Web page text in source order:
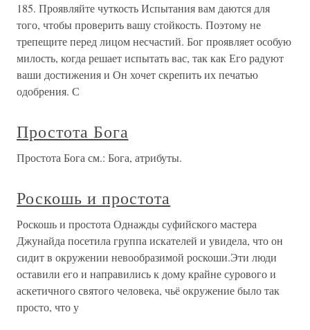
185. Проявляйте чуткость Испытания вам даются для
того, чтобы проверить вашу стойкость. Поэтому не
трепещите перед лицом несчастий. Бог проявляет особую
милость, когда решает испытать вас, так как Его радуют
ваши достижения и Он хочет скрепить их печатью
одобрения. С
Простота Бога
Простота Бога см.: Бога, атрибуты.
Роскошь и простота
Роскошь и простота Однажды суфийского мастера
Джунайда посетила группа искателей и увидела, что он
сидит в окружении невообразимой роскоши.Эти люди
оставили его и направились к дому крайне сурового и
аскетичного святого человека, чьё окружение было так
просто, что у